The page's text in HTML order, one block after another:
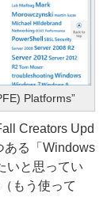
Platforms”
Creators Upd
ある「Windows
いと思ってい
もう使って